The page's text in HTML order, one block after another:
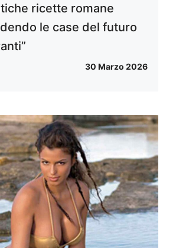
ricette romane
le case del futuro
30 Marzo 2026